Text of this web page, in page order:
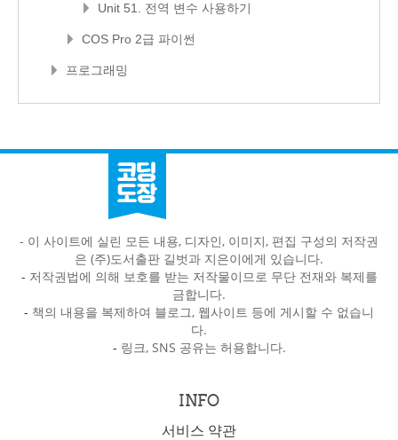
Unit 51. 전역 변수 사용하기
COS Pro 2급 파이썬
프로그래밍
- 이 사이트에 실린 모든 내용, 디자인, 이미지, 편집 구성의 저작권
은 (주)도서출판 길벗과 지은이에게 있습니다.
- 저작권법에 의해 보호를 받는 저작물이므로 무단 전재와 복제를
금합니다.
- 책의 내용을 복제하여 블로그, 웹사이트 등에 게시할 수 없습니
다.
- 링크, SNS 공유는 허용합니다.
INFO
서비스 약관